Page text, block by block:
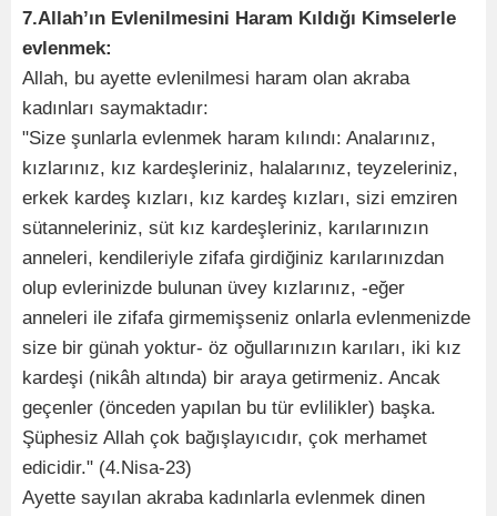
7.Allah’ın Evlenilmesini Haram Kıldığı Kimselerle
evlenmek:
Allah, bu ayette evlenilmesi haram olan akraba
kadınları saymaktadır:
"Size şunlarla evlenmek haram kılındı: Analarınız,
kızlarınız, kız kardeşleriniz, halalarınız, teyzeleriniz,
erkek kardeş kızları, kız kardeş kızları, sizi emziren
sütanneleriniz, süt kız kardeşleriniz, karılarınızın
anneleri, kendileriyle zifafa girdiğiniz karılarınızdan
olup evlerinizde bulunan üvey kızlarınız, -eğer
anneleri ile zifafa girmemişseniz onlarla evlenmenizde
size bir günah yoktur- öz oğullarınızın karıları, iki kız
kardeşi (nikâh altında) bir araya getirmeniz. Ancak
geçenler (önceden yapılan bu tür evlilikler) başka.
Şüphesiz Allah çok bağışlayıcıdır, çok merhamet
edicidir." (4.Nisa-23)
Ayette sayılan akraba kadınlarla evlenmek dinen